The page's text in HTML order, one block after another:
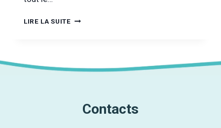
LIRE LA SUITEEURO
DES
Contacts